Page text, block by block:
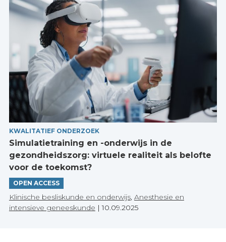
KWALITATIEF ONDERZOEK
Simulatietraining en -onderwijs in de
gezondheidszorg: virtuele realiteit als belofte
voor de toekomst?
OPEN ACCESS
Klinische besliskunde en onderwijs, Anesthesie en
intensieve geneeskunde |10.09.2025